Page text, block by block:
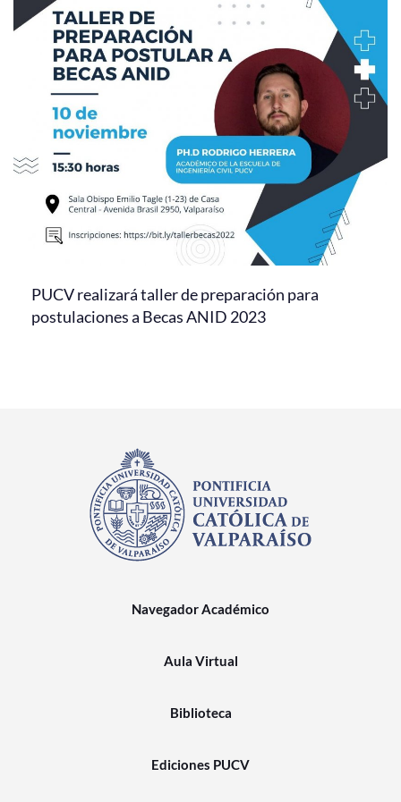
PUCV realizará taller de preparación para
postulaciones a Becas ANID 2023
Navegador Académico
Aula Virtual
Biblioteca
Ediciones PUCV